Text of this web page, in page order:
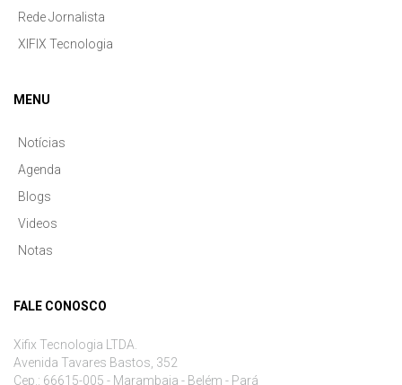
Rede Jornalista
XIFIX Tecnologia
MENU
Notícias
Agenda
Blogs
Videos
Notas
FALE CONOSCO
Xifix Tecnologia LTDA.
Avenida Tavares Bastos, 352
Cep.: 66615-005 - Marambaia - Belém - Pará